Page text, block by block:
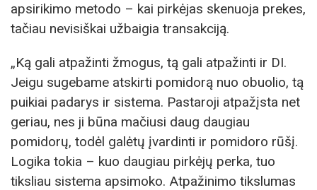
apsirikimo metodo – kai pirkėjas skenuoja prekes,
tačiau nevisiškai užbaigia transakciją.
„Ką gali atpažinti žmogus, tą gali atpažinti ir DI.
Jeigu sugebame atskirti pomidorą nuo obuolio, tą
puikiai padarys ir sistema. Pastaroji atpažįsta net
geriau, nes ji būna mačiusi daug daugiau
pomidorų, todėl galėtų įvardinti ir pomidoro rūšį.
Logika tokia – kuo daugiau pirkėjų perka, tuo
tiksliau sistema apsimoko. Atpažinimo tikslumas